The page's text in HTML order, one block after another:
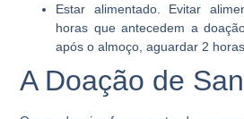
Estar alimentado. Evitar
horas que antecedem a
após o almoço, aguardar 2 horas.
A Doação de